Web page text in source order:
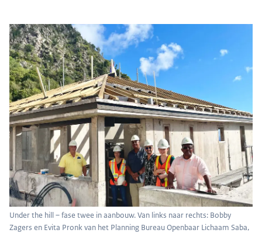
Under the hill – fase twee in aanbouw. Van links naar rechts: Bobby
Zagers en Evita Pronk van het Planning Bureau Openbaar Lichaam Saba,